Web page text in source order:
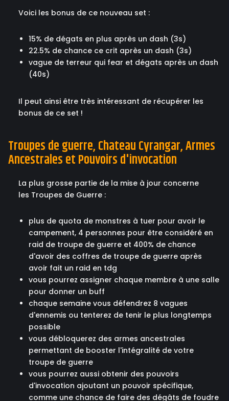
Voici les bonus de ce nouveau set :
15% de dégats en plus après un dash (3s)
22.5% de chance ce crit après un dash (3s)
vague de terreur qui fear et dégats après un dash
(40s)
Il peut ainsi être très intéressant de récupérer les
bonus de ce set !
Troupes de guerre, Chateau Cyrangar, Armes
Ancestrales et Pouvoirs d'invocation
La plus grosse partie de la mise à jour concerne
les Troupes de Guerre :
plus de quota de monstres à tuer pour avoir le
campement, 4 personnes pour être considéré en
raid de troupe de guerre et 400% de chance
d'avoir des coffres de troupe de guerre après
avoir fait un raid en tdg
vous pourrez assigner chaque membre à une salle
pour donner un buff
chaque semaine vous défendrez 8 vagues
d'ennemis ou tenterez de tenir le plus longtemps
possible
vous débloquerez des armes ancestrales
permettant de booster l'intégralité de votre
troupe de guerre
vous pourrez aussi obtenir des pouvoirs
d'invocation ajoutant un pouvoir spécifique,
comme une chance de faire des dégâts de foudre